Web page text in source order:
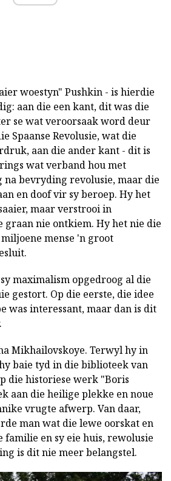
woestyn" Pushkin - is hierdie
aan die een kant, dit was die
se wat veroorsaak word deur
Spaanse Revolusie, wat die
aan die ander kant - dit is
wat verband hou met
na bevryding revolusie, maar die
en doof vir sy beroep. Hy het
maar verstrooi in
nie ontkiem. Hy het nie die
mense 'n groot
maximalism opgedroog al die
gestort. Op die eerste, die idee
was interessant, maar dan is dit
Mikhailovskoye. Terwyl hy in
baie tyd in die biblioteek van
die historiese werk "Boris
aan die heilige plekke en noue
vrugte afwerp. Van daar,
man wat die lewe oorskat en
familie en sy eie huis, rewolusie
is dit nie meer belangstel.